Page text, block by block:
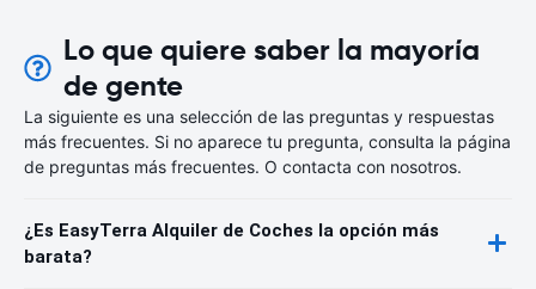
Lo que quiere saber la mayoría
de gente
La siguiente es una selección de las preguntas y respuestas
más frecuentes. Si no aparece tu pregunta, consulta la página
de preguntas más frecuentes. O contacta con nosotros.
¿Es EasyTerra Alquiler de Coches la opción más
barata?